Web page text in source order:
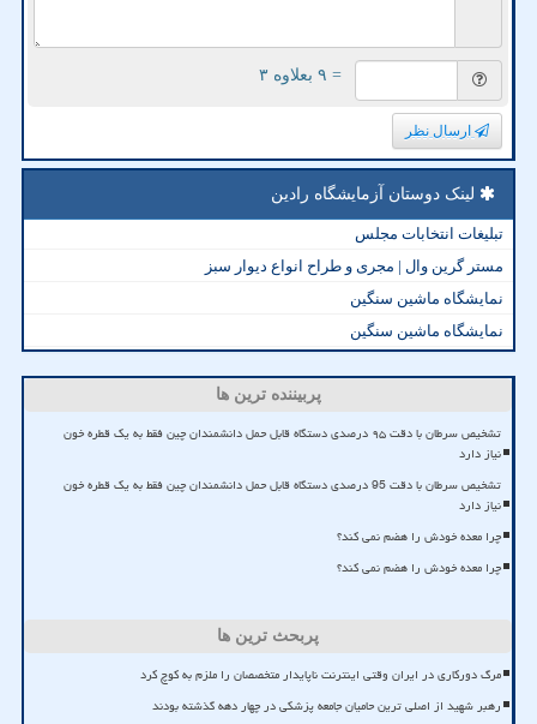
= ۹ بعلاوه ۳
ارسال نظر
لینک دوستان آزمایشگاه رادین
تبلیغات انتخابات مجلس
مستر گرین وال | مجری و طراح انواع دیوار سبز
نمایشگاه ماشین سنگین
نمایشگاه ماشین سنگین
پربیننده ترین ها
تشخیص سرطان با دقت ۹۵ درصدی دستگاه قابل حمل دانشمندان چین فقط به یک قطره خون
نیاز دارد
تشخیص سرطان با دقت 95 درصدی دستگاه قابل حمل دانشمندان چین فقط به یک قطره خون
نیاز دارد
چرا معده خودش را هضم نمی کند؟
چرا معده خودش را هضم نمی کند؟
پربحث ترین ها
مرگ دورکاری در ایران وقتی اینترنت ناپایدار متخصصان را ملزم به کوچ کرد
رهبر شهید از اصلی ترین حامیان جامعه پزشکی در چهار دهه گذشته بودند